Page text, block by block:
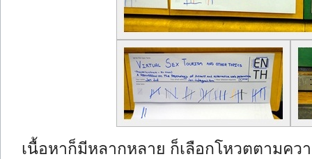
เนื้อหาก็มีหลากหลาย ก็เลือกโหวตตามคว